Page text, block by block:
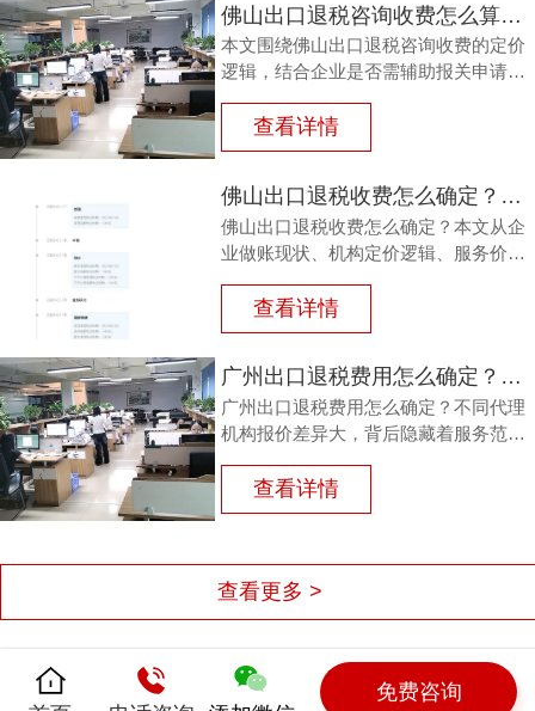
佛山出口退税咨询收费怎么算？三个维度决定最终报价。
本文围绕佛山出口退税咨询收费的定价
逻辑，结合企业是否需辅助报关申请产
助外贸企业理解收费背后的服务价值，
并给出透明报价与专业服务建议，助力
查看详情
佛山出口退税收费怎么确定？别再为糊涂账买单，内行揭秘
佛山出口退税收费怎么确定？本文从企
业做账现状、机构定价逻辑、服务价值
价陷阱与隐性收费。鸿裕财税以透明收
费、专业团队、完善服务及不成功退款
查看详情
广州出口退税费用怎么确定？这三个细节不看清容易钱货两空
广州出口退税费用怎么确定？不同代理
机构报价差异大，背后隐藏着服务范
障的多重考量。本文结合外贸企业真实
痛点，梳理费用确定的三大细节，帮助
售收入都退得安心。
查看详情
查看更多 >
免费咨询